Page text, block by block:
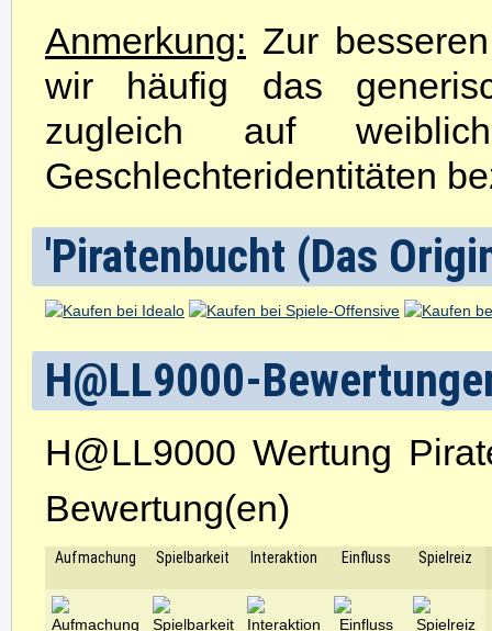
Anmerkung: Zur
wir häufig das
zugleich auf
Geschlechteridentitäten
'Piratenbucht (Das
H@LL9000-
H@LL9000 Wertung
Bewertung(en)
Aufmachung Spielbarkeit Interaktion Einfluss Spielreiz